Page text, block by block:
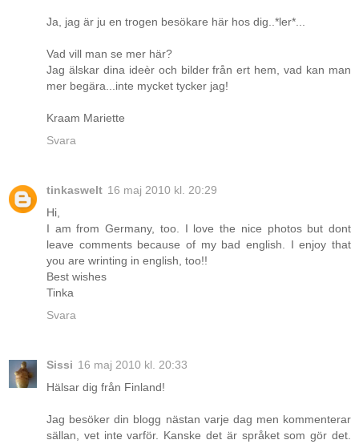
Ja, jag är ju en trogen besökare här hos dig..*ler*...
Vad vill man se mer här?
Jag älskar dina ideèr och bilder från ert hem, vad kan man
mer begära...inte mycket tycker jag!
Kraam Mariette
Svara
tinkaswelt 16 maj 2010 kl. 20:29
Hi,
I am from Germany, too. I love the nice photos but dont
leave comments because of my bad english. I enjoy that
you are wrinting in english, too!!
Best wishes
Tinka
Svara
Sissi 16 maj 2010 kl. 20:33
Hälsar dig från Finland!
Jag besöker din blogg nästan varje dag men kommenterar
sällan, vet inte varför. Kanske det är språket som gör det.